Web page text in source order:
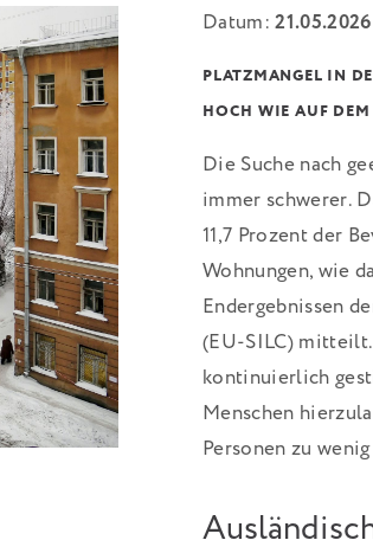
Datum:21.05.2026
PLATZMANGEL IN
HOCH WIE AUF
Die Suche nach
immer schwerer.
11,7 Prozent der
Wohnungen, wie
Endergebnissen
(EU-SILC)
kontinuierlich
Menschen
Personen zu